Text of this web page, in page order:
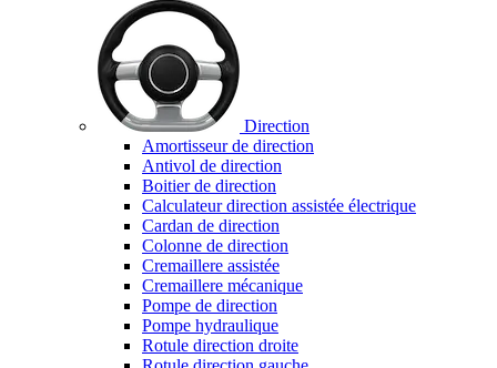
Direction
Amortisseur de direction
Antivol de direction
Boitier de direction
Calculateur direction assistée électrique
Cardan de direction
Colonne de direction
Cremaillere assistée
Cremaillere mécanique
Pompe de direction
Pompe hydraulique
Rotule direction droite